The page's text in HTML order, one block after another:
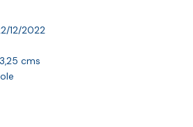
12/2022
cms